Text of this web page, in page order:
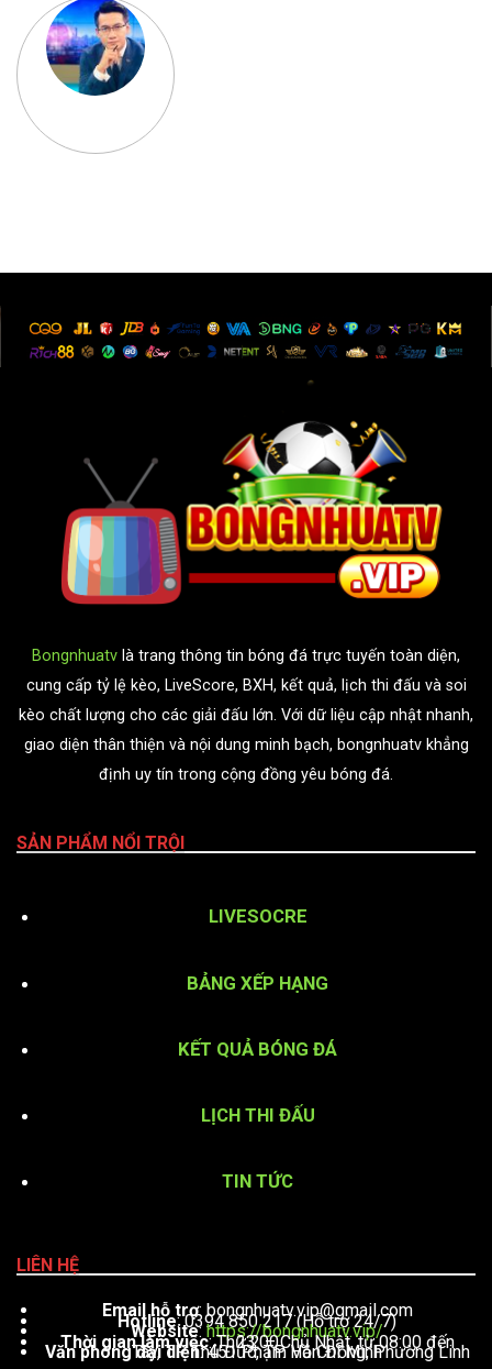
Bongnhuatv là trang thông tin bóng đá trực tuyến toàn diện,
cung cấp tỷ lệ kèo, LiveScore, BXH, kết quả, lịch thi đấu và soi
kèo chất lượng cho các giải đấu lớn. Với dữ liệu cập nhật nhanh,
giao diện thân thiện và nội dung minh bạch, bongnhuatv khẳng
định uy tín trong cộng đồng yêu bóng đá.
SẢN PHẨM NỔI TRỘI
LIVESOCRE
BẢNG XẾP HẠNG
KẾT QUẢ BÓNG ĐÁ
LỊCH THI ĐẤU
TIN TỨC
LIÊN HỆ
Email hỗ trợ:bongnhuatv.vip@gmail.com
Hotline: 0394 850 217 (Hỗ trợ 24/7)
Website:https://bongnhuatv.vip/
Thời gian làm việc : Thứ 2 – Chủ Nhật, từ 08:00 đến 23:00
Văn phòng đại diện: 451 Phạm Văn Đồng, Phường Linh Tây, TP. Thủ Đức, TP. Hồ Chí Minh